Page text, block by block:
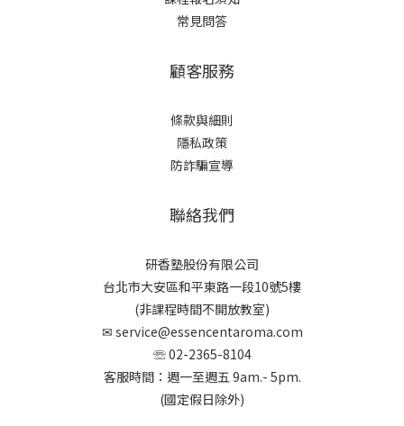
常見問答
顧客服務
條款與細則
隱私政策
防詐騙宣導
聯絡我們
研香塾股份有限公司
台北市大安區和平東路一段10號5樓
(非課程時間不開放教室)
✉ service@essencentaroma.com
☏ 02-2365-8104
客服時間：週一至週五 9am.- 5pm.
(國定假日除外)